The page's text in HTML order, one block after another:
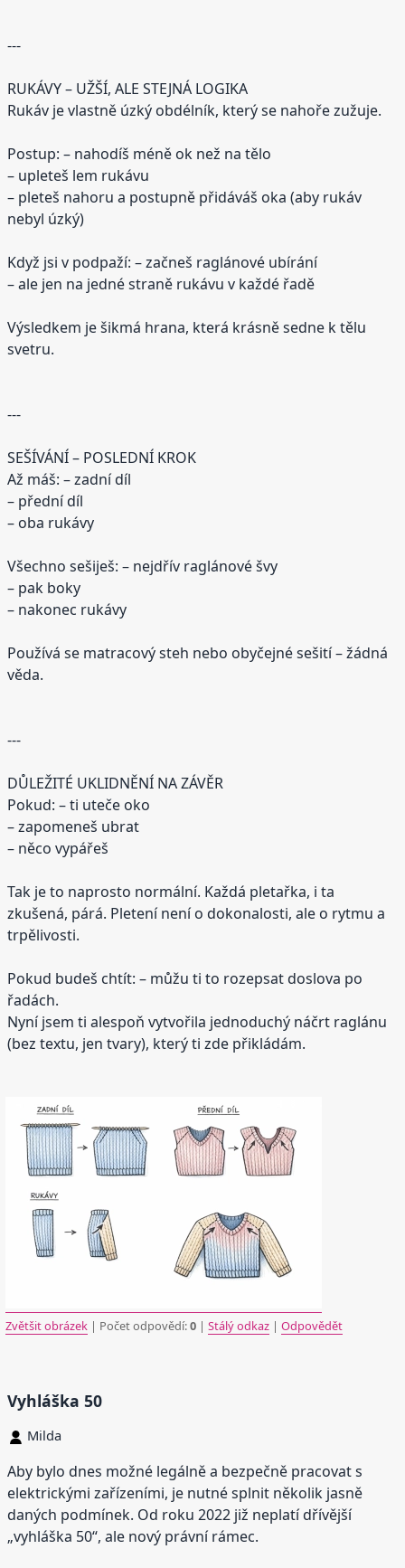
---
RUKÁVY – UŽŠÍ, ALE STEJNÁ LOGIKA
Rukáv je vlastně úzký obdélník, který se nahoře zužuje.
Postup: – nahodíš méně ok než na tělo
– upleteš lem rukávu
– pleteš nahoru a postupně přidáváš oka (aby rukáv
nebyl úzký)
Když jsi v podpaží: – začneš raglánové ubírání
– ale jen na jedné straně rukávu v každé řadě
Výsledkem je šikmá hrana, která krásně sedne k tělu
svetru.
---
SEŠÍVÁNÍ – POSLEDNÍ KROK
Až máš: – zadní díl
– přední díl
– oba rukávy
Všechno sešiješ: – nejdřív raglánové švy
– pak boky
– nakonec rukávy
Používá se matracový steh nebo obyčejné sešití – žádná
věda.
---
DŮLEŽITÉ UKLIDNĚNÍ NA ZÁVĚR
Pokud: – ti uteče oko
– zapomeneš ubrat
– něco vypářeš
Tak je to naprosto normální. Každá pletařka, i ta
zkušená, párá. Pletení není o dokonalosti, ale o rytmu a
trpělivosti.
Pokud budeš chtít: – můžu ti to rozepsat doslova po
řadách.
Nyní jsem ti alespoň vytvořila jednoduchý náčrt raglánu
(bez textu, jen tvary), který ti zde přikládám.
Zvětšit obrázek | Počet odpovědí:0 |Stálý odkaz |Odpovědět
Vyhláška 50
Milda
Aby bylo dnes možné legálně a bezpečně pracovat s
elektrickými zařízeními, je nutné splnit několik jasně
daných podmínek. Od roku 2022 již neplatí dřívější
„vyhláška 50“, ale nový právní rámec.